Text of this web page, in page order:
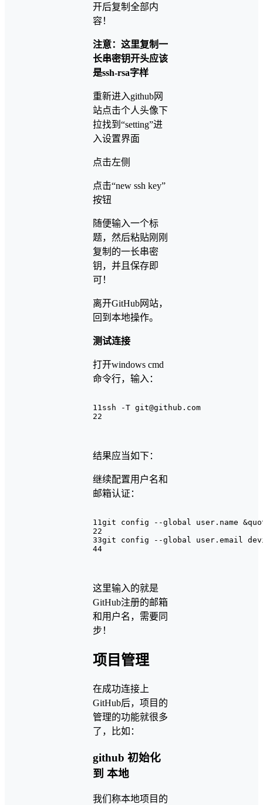
开后复制全部内
容！
注意：这里复制一
长串密钥开头应该
是ssh-rsa字样
重新进入github网
站点击个人头像下
拉找到“setting”进
入设置界面
点击左侧
点击“new ssh key”
按钮
随便输入一个标
题，然后粘贴刚刚
复制的一长串密
钥，并且保存即
可！
离开GitHub网站，
回到本地操作。
测试连接
打开windows cmd
命令行，输入：
1
2
1ssh -T git@github.com
2
结果应当如下：
继续配置用户名和
邮箱认证：
1
2
3
4
1git config --global user.name
2
3git config --global user.email
4
这里输入的就是
GitHub注册的邮箱
和用户名，需要同
步！
项目管理
在成功连接上
GitHub后，项目的
管理的功能就很多
了，比如：
github 初始化
到 本地
我们称本地项目的